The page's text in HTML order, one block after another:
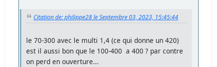
Citation de: philippe28 le Septembre 03, 2023, 15:45:44
le 70-300 avec le multi 1,4 (ce qui donne un 420)
est il aussi bon que le 100-400 a 400 ? par contre
on perd en ouverture...